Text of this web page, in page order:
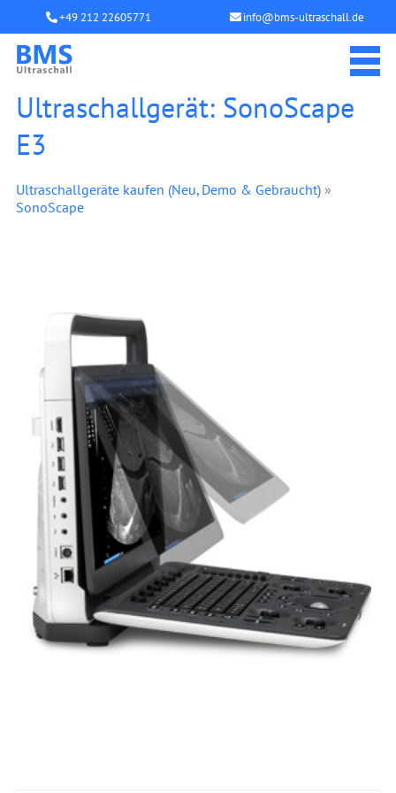
+49 212 22605771 info@bms-ultraschall.de
Ultraschallgerät: SonoScape
E3
Ultraschallgeräte kaufen (Neu, Demo & Gebraucht)»
SonoScape